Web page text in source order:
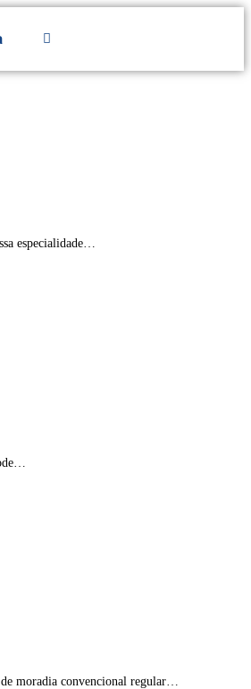
especialidade…
moradia convencional regular…